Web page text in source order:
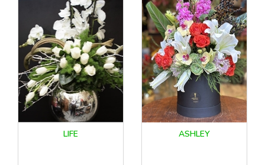
LIFE ASHLEY